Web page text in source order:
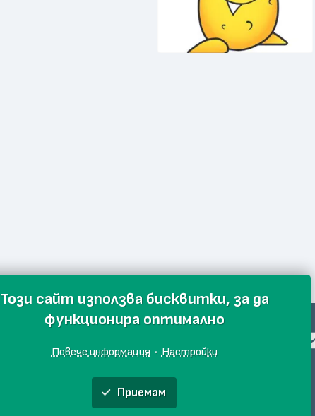
Този сайт използва бисквитки, за да
функционира оптимално
Повече информация · Настройки
Приемам